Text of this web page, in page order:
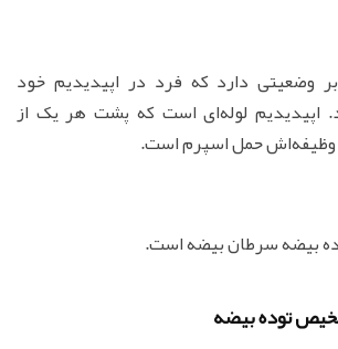
وضعیتی دارد که فرد در اپیدیدیم خود
لوله‌ای است که پشت هر یک از
وظیفه‌اش حمل اسپرم است.
بیضه سرطان بیضه است.
توده بیضه